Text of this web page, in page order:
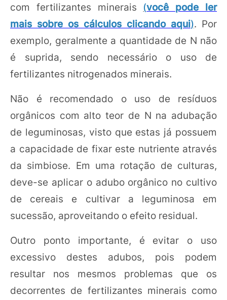
com fertilizantes minerais (você pode ler
mais sobre os cálculos clicando aqui). Por
exemplo, geralmente a quantidade de N não
é suprida, sendo necessário o uso de
fertilizantes nitrogenados minerais.
Não é recomendado o uso de resíduos
orgânicos com alto teor de N na adubação
de leguminosas, visto que estas já possuem
a capacidade de fixar este nutriente através
da simbiose. Em uma rotação de culturas,
deve-se aplicar o adubo orgânico no cultivo
de cereais e cultivar a leguminosa em
sucessão, aproveitando o efeito residual.
Outro ponto importante, é evitar o uso
excessivo destes adubos, pois podem
resultar nos mesmos problemas que os
decorrentes de fertilizantes minerais como